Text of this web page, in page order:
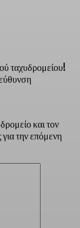
ταχυδρομείου!
και τον
την επόμενη